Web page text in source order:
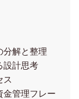
分解と整理
設計思考
ス
金管理フレー